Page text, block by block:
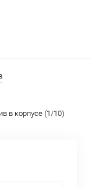
в корпусе (1/10)